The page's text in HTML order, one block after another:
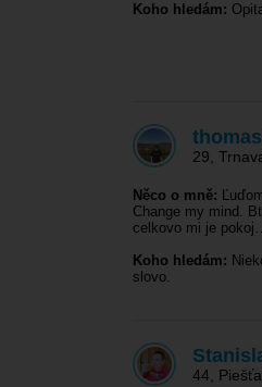
Koho hledám:
29
Něco o mně:
Change my mind.
celkovo mi je
Koho hledám:
slovo.
44